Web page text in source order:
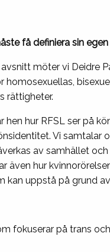
få definiera sin
möter vi Deidre
homosexuellas,
rättigheter.
hen hur RFSL ser på
Vi samtalar
av samhället
även hur
kan uppstå på grund
fokuserar på trans